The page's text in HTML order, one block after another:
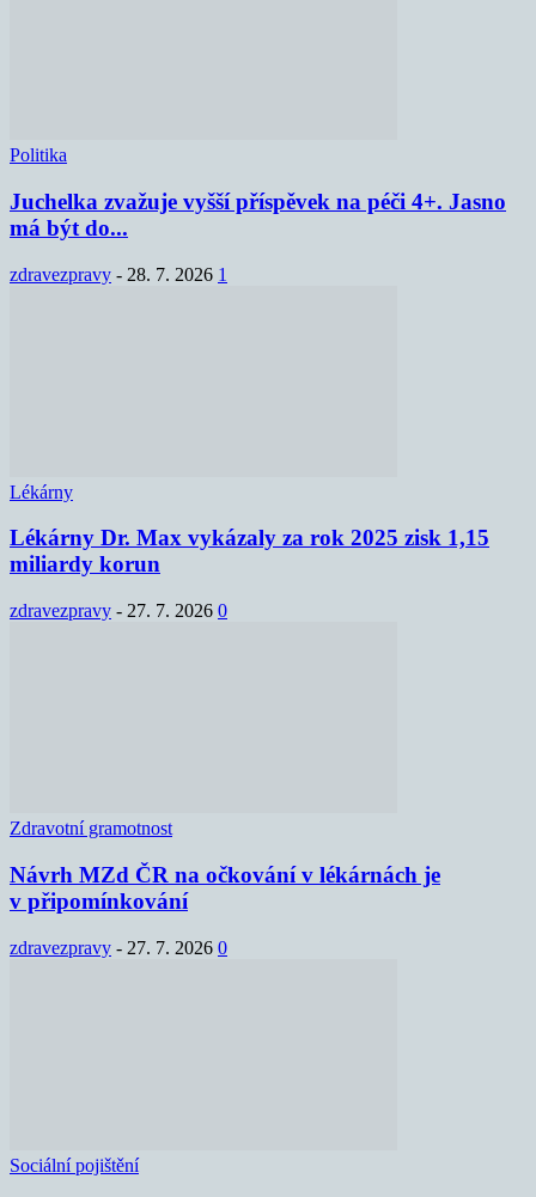
Politika
Juchelka zvažuje vyšší příspěvek na péči 4+. Jasno
má být do...
zdravezpravy - 28. 7. 2026 1
Lékárny
Lékárny Dr. Max vykázaly za rok 2025 zisk 1,15
miliardy korun
zdravezpravy - 27. 7. 2026 0
Zdravotní gramotnost
Návrh MZd ČR na očkování v lékárnách je
v připomínkování
zdravezpravy - 27. 7. 2026 0
Sociální pojištění